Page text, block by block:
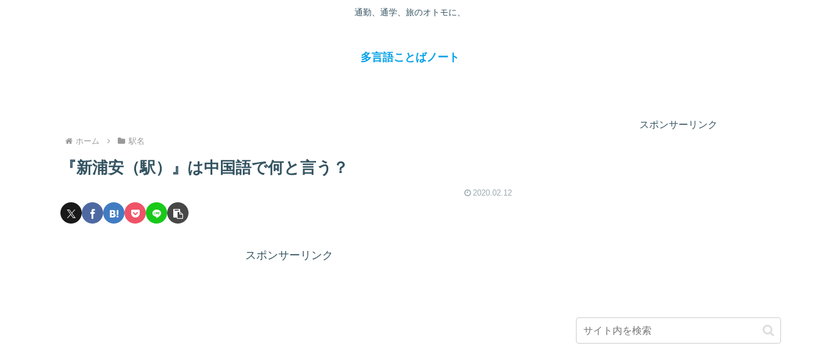
通勤、通学、旅のオトモに、
多言語ことばノート
ホーム 駅名
『新浦安（駅）』は中国語で何と言う？
2020.02.12
スポンサーリンク
スポンサーリンク